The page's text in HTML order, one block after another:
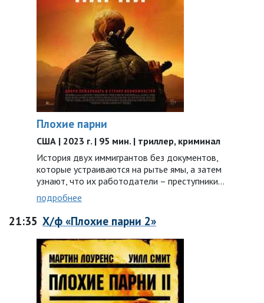
Плохие парни
США | 2023 г. | 95 мин. | триллер, криминал
История двух иммигрантов без документов,
которые устраиваются на рытье ямы, а затем
узнают, что их работодатели – преступники…
подробнее
21:35 Х/ф «Плохие парни 2»